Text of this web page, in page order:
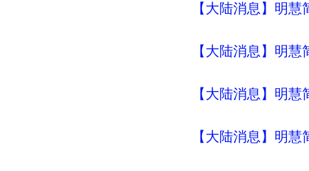
【大陆消息】明
【大陆消息】明
【大陆消息】明
【大陆消息】明